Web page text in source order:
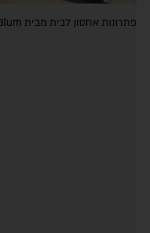
פתרונות אחסון לבית מבית Blum